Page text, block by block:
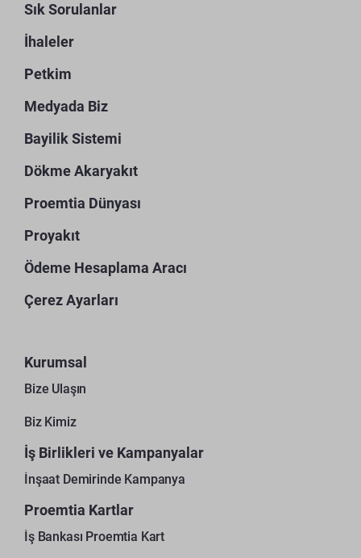
Sık Sorulanlar
İhaleler
Petkim
Medyada Biz
Bayilik Sistemi
Dökme Akaryakıt
Proemtia Dünyası
Proyakıt
Ödeme Hesaplama Aracı
Çerez Ayarları
Kurumsal
Bize Ulaşın
Biz Kimiz
İş Birlikleri ve Kampanyalar
İnşaat Demirinde Kampanya
Proemtia Kartlar
İş Bankası Proemtia Kart